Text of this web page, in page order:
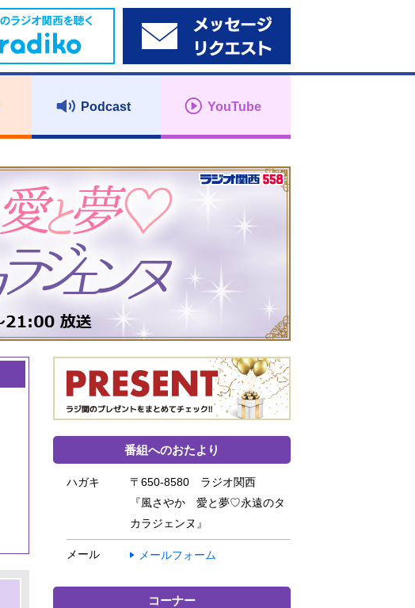
Podcast YouTube
番組へのおたより
ハガキ
〒650-8580 ラジオ関西
『風さやか 愛と夢♡永遠のタ
カラジェンヌ』
メール メールフォーム
コーナー